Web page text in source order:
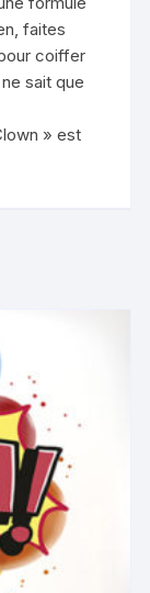
faites
coiffer
sait que
» est